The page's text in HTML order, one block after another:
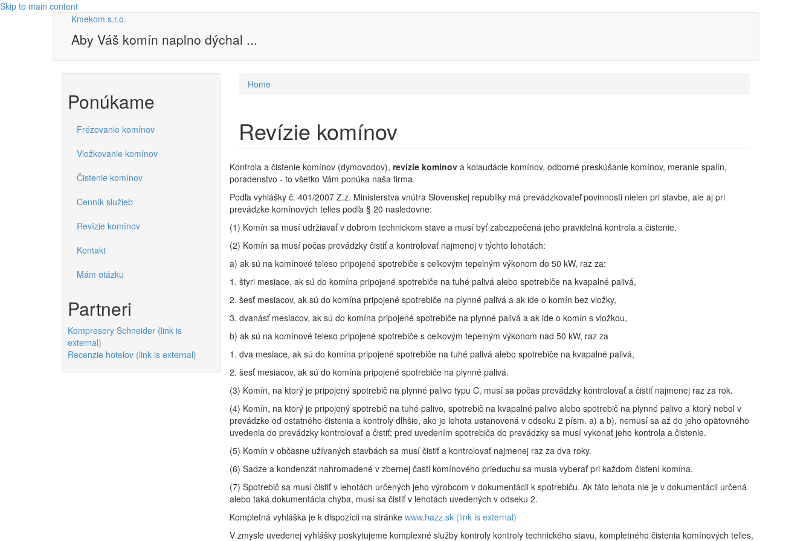
Skip to main content
Kmekom s.r.o.
Aby Váš komín naplno dýchal ...
Ponúkame
Frézovanie komínov
Vložkovanie komínov
Čistenie komínov
Cenník služieb
Revízie komínov
Kontakt
Mám otázku
Partneri
Kompresory Schneider (link is
external)
Recenzie hotelov (link is external)
Home
Revízie komínov
Kontrola a čistenie komínov (dymovodov), revízie komínova kolaudácie komínov, odborné preskúšanie komínov, meranie spalín,
poradenstvo - to všetko Vám ponúka naša firma.
Podľa vyhlášky č. 401/2007 Z.z. Ministerstva vnútra Slovenskej republiky má prevádzkovateľ povinnosti nielen pri stavbe, ale aj pri
prevádzke komínových telies podľa § 20 nasledovne:
(1) Komín sa musí udržiavať v dobrom technickom stave a musí byť zabezpečená jeho pravidelná kontrola a čistenie.
(2) Komín sa musí počas prevádzky čistiť a kontrolovať najmenej v týchto lehotách:
a) ak sú na komínové teleso pripojené spotrebiče s celkovým tepelným výkonom do 50 kW, raz za:
1. štyri mesiace, ak sú do komína pripojené spotrebiče na tuhé palivá alebo spotrebiče na kvapalné palivá,
2. šesť mesiacov, ak sú do komína pripojené spotrebiče na plynné palivá a ak ide o komín bez vložky,
3. dvanásť mesiacov, ak sú do komína pripojené spotrebiče na plynné palivá a ak ide o komín s vložkou,
b) ak sú na komínové teleso pripojené spotrebiče s celkovým tepelným výkonom nad 50 kW, raz za
1. dva mesiace, ak sú do komína pripojené spotrebiče na tuhé palivá alebo spotrebiče na kvapalné palivá,
2. šesť mesiacov, ak sú do komína pripojené spotrebiče na plynné palivá.
(3) Komín, na ktorý je pripojený spotrebič na plynné palivo typu C, musí sa počas prevádzky kontrolovať a čistiť najmenej raz za rok.
(4) Komín, na ktorý je pripojený spotrebič na tuhé palivo, spotrebič na kvapalné palivo alebo spotrebič na plynné palivo a ktorý nebol v
prevádzke od ostatného čistenia a kontroly dlhšie, ako je lehota ustanovená v odseku 2 písm. a) a b), nemusí sa až do jeho opätovného
uvedenia do prevádzky kontrolovať a čistiť; pred uvedením spotrebiča do prevádzky sa musí vykonať jeho kontrola a čistenie.
(5) Komín v občasne užívaných stavbách sa musí čistiť a kontrolovať najmenej raz za dva roky.
(6) Sadze a kondenzát nahromadené v zbernej časti komínového prieduchu sa musia vyberať pri každom čistení komína.
(7) Spotrebič sa musí čistiť v lehotách určených jeho výrobcom v dokumentácii k spotrebiču. Ak táto lehota nie je v dokumentácii určená
alebo taká dokumentácia chýba, musí sa čistiť v lehotách uvedených v odseku 2.
Kompletná vyhláška je k dispozícii na stránke www.hazz.sk(link is external)
V zmysle uvedenej vyhlášky poskytujeme komplexné služby kontroly kontroly technického stavu, kompletného čistenia komínových telies,